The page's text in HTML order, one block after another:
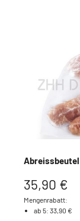
Abreissbeutel
35,90 €
Mengenrabatt:
ab 5: 33,90 €